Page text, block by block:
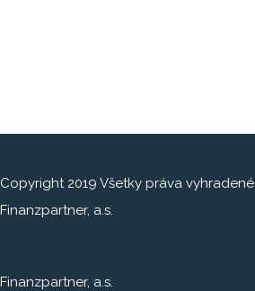
Copyright 2019 Všetky práva vyhradené
Finanzpartner, a.s.
Finanzpartner, a.s.